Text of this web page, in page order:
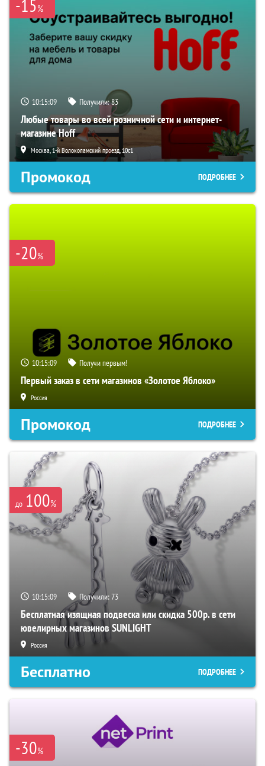
-15%
10:15:08 Получили:83
Любые товары во всей розничной сети и интернет-
магазине Hoff
Москва, 1-й Волоколамский проезд, 10с1
Промокод ПОДРОБНЕЕ
-20%
10:15:08 Получи первым!
Первый заказ в сети магазинов «Золотое Яблоко»
Россия
Промокод ПОДРОБНЕЕ
до 100%
10:15:08 Получили:73
Бесплатная изящная подвеска или скидка 500р. в сети
ювелирных магазинов SUNLIGHT
Россия
Бесплатно ПОДРОБНЕЕ
-30%